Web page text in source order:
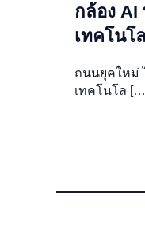
กล้อง AI
เทคโนโ
ถนนยุคใหม่
เทคโนโล